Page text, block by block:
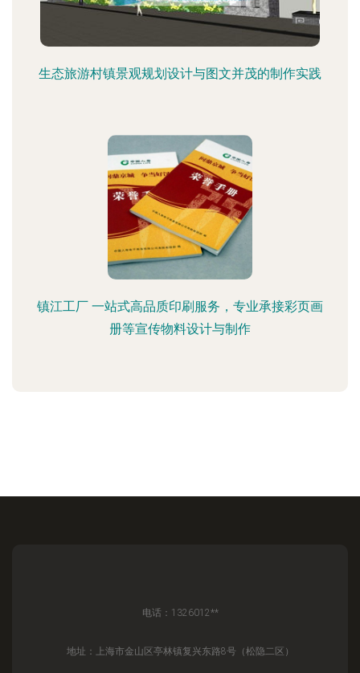
生态旅游村镇景观规划设计与图文并茂的制作实践
镇江工厂 一站式高品质印刷服务，专业承接彩页画
册等宣传物料设计与制作
电话：1326012**
地址：上海市金山区亭林镇复兴东路8号（松隐二区）